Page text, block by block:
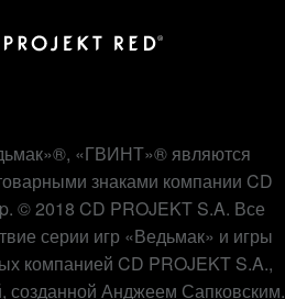
«ГВИНТ»® являются
знаками компании CD
© 2018 CD PROJEKT S.A. Все
серии игр «Ведьмак» и игры
компанией CD PROJEKT S.A.,
созданной Анджеем Сапковским.